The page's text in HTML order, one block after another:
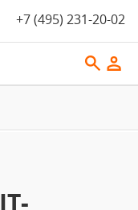
+7 (495) 231-20-02